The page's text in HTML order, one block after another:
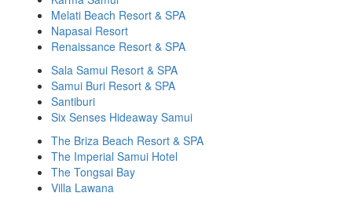
Melati Beach Resort & SPA
Napasai Resort
Renaissance Resort & SPA
Sala Samui Resort & SPA
Samui Buri Resort & SPA
Santiburi
Six Senses Hideaway Samui
The Briza Beach Resort & SPA
The Imperial Samui Hotel
The Tongsai Bay
Villa Lawana